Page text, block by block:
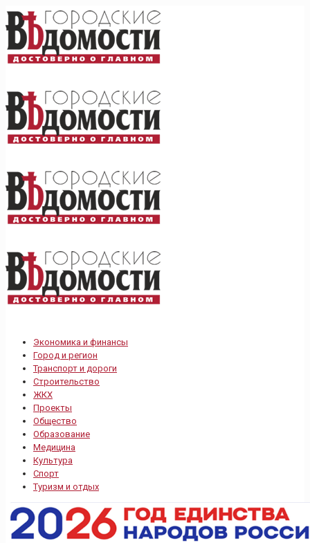
Экономика и финансы
Город и регион
Транспорт и дороги
Строительство
ЖКХ
Проекты
Общество
Образование
Медицина
Культура
Спорт
Туризм и отдых